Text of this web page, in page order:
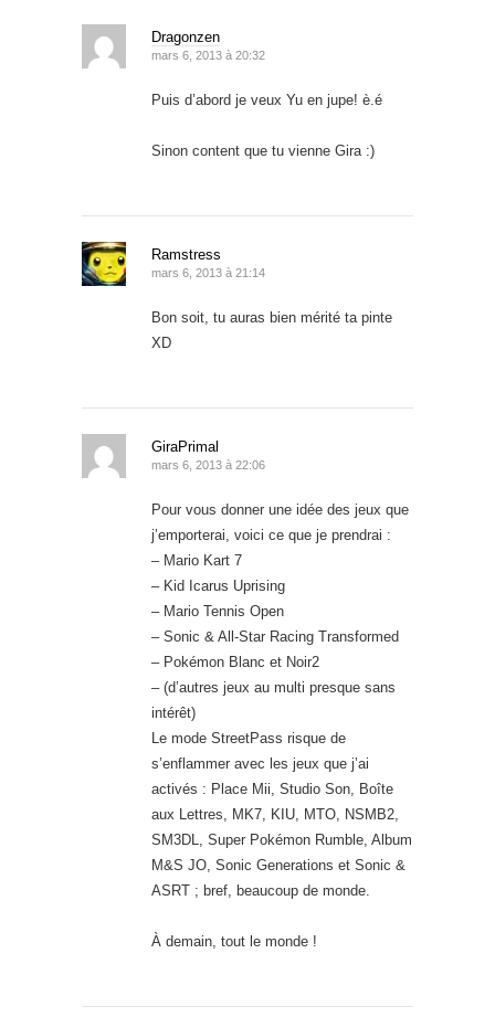
Dragonzen
mars 6, 2013 à 20:32
Puis d’abord je veux Yu en jupe! è.é
Sinon content que tu vienne Gira :)
Ramstress
mars 6, 2013 à 21:14
Bon soit, tu auras bien mérité ta pinte
XD
GiraPrimal
mars 6, 2013 à 22:06
Pour vous donner une idée des jeux que
j’emporterai, voici ce que je prendrai :
– Mario Kart 7
– Kid Icarus Uprising
– Mario Tennis Open
– Sonic & All-Star Racing Transformed
– Pokémon Blanc et Noir2
– (d’autres jeux au multi presque sans
intérêt)
Le mode StreetPass risque de
s’enflammer avec les jeux que j’ai
activés : Place Mii, Studio Son, Boîte
aux Lettres, MK7, KIU, MTO, NSMB2,
SM3DL, Super Pokémon Rumble, Album
M&S JO, Sonic Generations et Sonic &
ASRT ; bref, beaucoup de monde.
À demain, tout le monde !